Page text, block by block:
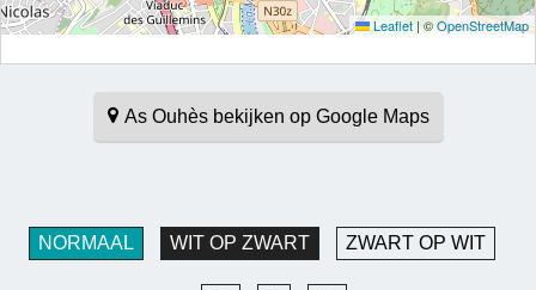
Leaflet | ©OpenStreetMap
As Ouhès bekijken op Google Maps
NORMAAL WIT OP ZWART ZWART OP WIT